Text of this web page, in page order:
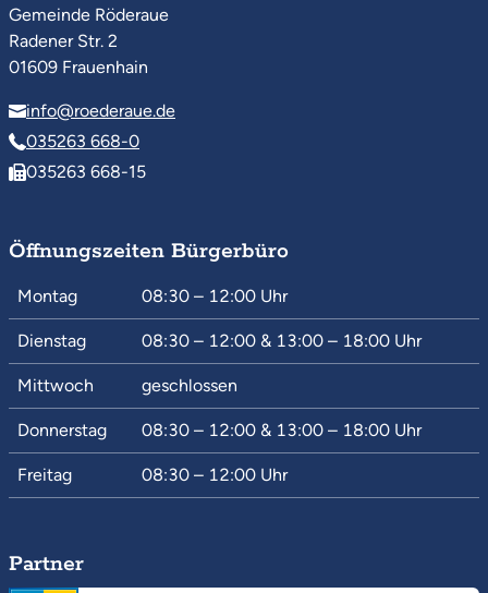
Gemeinde Röderaue
Radener Str. 2
01609 Frauenhain
info@roederaue.de
035263 668-0
035263 668-15
Öffnungszeiten Bürgerbüro
Montag 08:30 – 12:00 Uhr
Dienstag 08:30 – 12:00 & 13:00 – 18:00 Uhr
Mittwoch geschlossen
Donnerstag 08:30 – 12:00 & 13:00 – 18:00 Uhr
Freitag 08:30 – 12:00 Uhr
Partner